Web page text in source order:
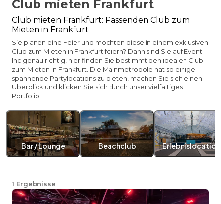
Club mieten Frankfurt
Club mieten Frankfurt: Passenden Club zum
Mieten in Frankfurt
Sie planen eine Feier und möchten diese in einem exklusiven
Club zum Mieten in Frankfurt feiern? Dann sind Sie auf Event
Inc genau richtig, hier finden Sie bestimmt den idealen Club
zum Mieten in Frankfurt. Die Mainmetropole hat so einige
spannende Partylocations zu bieten, machen Sie sich einen
Überblick und klicken Sie sich durch unser vielfältiges
Portfolio.
Bar / Lounge Beachclub Erlebnislocation
1 Ergebnisse